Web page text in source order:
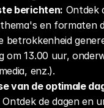
berichten: Ontdek
en formaten
betrokkenheid
om 13.00 uur,
enz.).
van de optimale
Ontdek de dagen en